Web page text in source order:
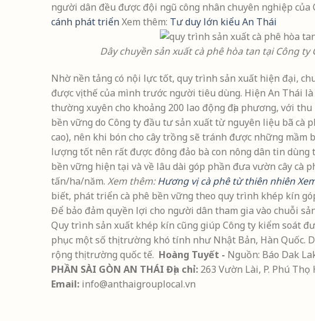
người dân đều được đội ngũ công nhân chuyên nghiệp
cánh phát triểnXem thêm: Tư duy lớn kiểu An Thái
Dây chuyền sản xuất cà phê hòa tan tại Công
Nhờ nền tảng có nội lực tốt, quy trình sản xuất hiện đại,
được vị thế của mình trước người tiêu dùng. Hiện An Thái
thường xuyên cho khoảng 200 lao động địa phương, với
bền vững do Công ty đầu tư sản xuất từ nguyên liệu bã
cao), nên khi bón cho cây trồng sẽ tránh được những
lượng tốt nên rất được đông đảo bà con nông dân tin
bền vững hiện tại và về lâu dài góp phần đưa vườn cây cà
tấn/ha/năm. Xem thêm:Hương vị cà phê từ thiên nhiên
biết, phát triển cà phê bền vững theo quy trình khép kín
Để bảo đảm quyền lợi cho người dân tham gia vào chuỗi
Quy trình sản xuất khép kín cũng giúp Công ty kiểm soát
phục một số thị trường khó tính như Nhật Bản, Hàn Quốc.
rộng thị trường quốc tế. Hoàng Tuyết - Nguồn: Báo Dak
PHẦN SÀI GÒN AN THÁI Địa chỉ: 263 Vườn Lài, P. Phú Thọ
Email: info@anthaigrouplocal.vn